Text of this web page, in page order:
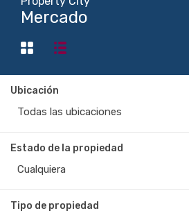
Mercado
Ubicación
Todas las ubicaciones
Estado de la propiedad
Cualquiera
Tipo de propiedad